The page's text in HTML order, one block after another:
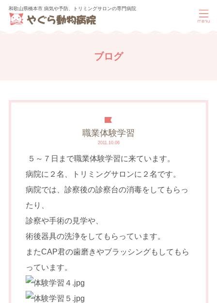
和歌山県橋本市 病気や予防、トリミングサロンの専門病院
ブログ
職業体験学習
2011.10.06
５～７日まで職業体験学習に来ています。
病院に２名、トリミングサロンに２名です。
病院では、診察後の診察台の消毒をしてもらっ
たり、
診察や手術の見学や、
術後器具の洗浄をしてもらっています。
またCAP君の歯磨きやブラッシングもしてもら
っています。